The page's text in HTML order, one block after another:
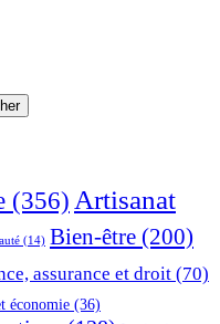
(356) Artisanat
(14) Bien-être (200)
assurance et droit (70)
économie (36)